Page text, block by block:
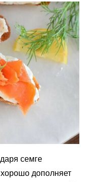
семге
дополняет